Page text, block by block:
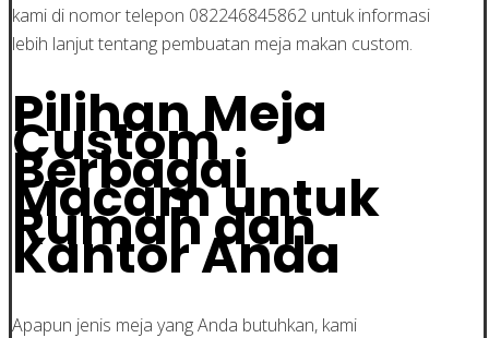
kami di nomor telepon 082246845862 untuk informasi
lebih lanjut tentang pembuatan meja makan custom.
Pilihan Meja
Custom
Berbagai
Macam untuk
Rumah dan
Kantor Anda
Apapun jenis meja yang Anda butuhkan, kami